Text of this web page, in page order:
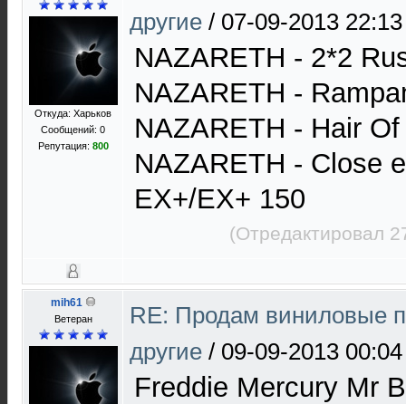
Откуда: Харьков
Сообщений: 0
Репутация: 800
другие / 07-09-2013 22:13
NAZARETH - 2*2
NAZARETH -
NAZARETH - Hair
NAZARETH - Close
EX+/EX+ 150
(Отредактировал
mih61
Ветеран
RE: Продам виниловые
другие / 09-09-2013 00:04
Freddie Mercury Mr